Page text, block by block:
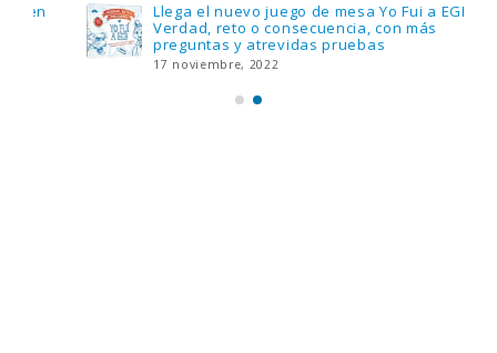
Llega el nuevo juego de mesa Yo Fui a EGB:
Verdad, reto o consecuencia, con más
preguntas y atrevidas pruebas
17 noviembre, 2022